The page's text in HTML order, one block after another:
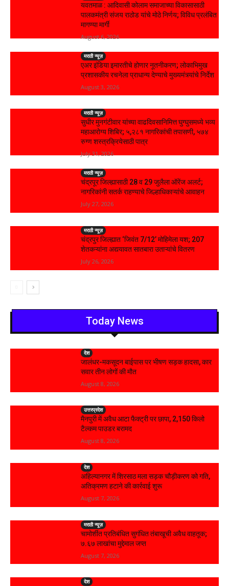
यवतमाळ : आदिवासी कोलाम समाजाच्या विकासासाठी
पालकमंत्री संजय राठोड यांचे मोठे निर्णय; विविध प्रलंबित
मागण्या मार्गी
August 6, 2026
मराठी न्यूज़
एअर इंडिया इमारतीचे होणार नूतनीकरण; लोकाभिमुख
प्रशासकीय रचनेला प्राधान्य देण्याचे मुख्यमंत्र्यांचे निर्देश
August 3, 2026
मराठी न्यूज़
सुधीर मुनगंटीवार यांच्या वाढदिवसानिमित्त घुग्घुसमध्ये भव्य
महाआरोग्य शिबिर; ५,२८१ नागरिकांची तपासणी, ५७४
रुग्ण शस्त्रक्रियेसाठी पात्र
July 31, 2026
मराठी न्यूज़
चंद्रपूर जिल्ह्यासाठी 28 व 29 जुलैला ऑरेंज अलर्ट;
नागरिकांनी सतर्क राहण्याचे जिल्हाधिकाऱ्यांचे आवाहन
July 27, 2026
मराठी न्यूज़
चंद्रपुर जिल्ह्यात ‘जिवंत 7/12’ मोहिमेला यश; 207
शेतकऱ्यांना अद्ययावत सातबारा उताऱ्यांचे वितरण
July 26, 2026
Today News
देश
जालंधर-मकसूदन बाईपास पर भीषण सड़क हादसा, कार
सवार तीन लोगों की मौत
August 8, 2026
उत्तरप्रदेश
मैनपुरी में अवैध आटा फैक्ट्री पर छापा, 2,150 किलो
टैल्कम पाउडर बरामद
August 8, 2026
देश
अहिल्यानगर में शिरसाठ मला सड़क चौड़ीकरण को गति,
अतिक्रमण हटाने की कार्रवाई शुरू
August 7, 2026
मराठी न्यूज़
चामोर्शीत प्रतिबंधित सुगंधित तंबाखूची अवैध वाहतूक;
₹७.६७ लाखांचा मुद्देमाल जप्त
August 7, 2026
देश